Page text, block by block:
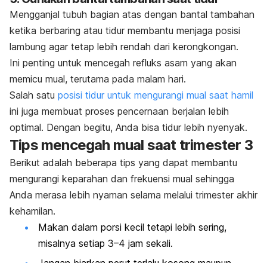
Mengganjal tubuh bagian atas dengan bantal tambahan
ketika berbaring atau tidur membantu menjaga posisi
lambung agar tetap lebih rendah dari kerongkongan.
Ini penting untuk mencegah refluks asam yang akan
memicu mual, terutama pada malam hari.
Salah satu posisi tidur untuk mengurangi mual saat hamil
ini juga membuat proses pencernaan berjalan lebih
optimal. Dengan begitu, Anda bisa tidur lebih nyenyak.
Tips mencegah mual saat trimester 3
Berikut adalah beberapa tips yang dapat membantu
mengurangi keparahan dan frekuensi mual sehingga
Anda merasa lebih nyaman selama melalui trimester akhir
kehamilan.
Makan dalam porsi kecil tetapi lebih sering,
misalnya setiap 3–4 jam sekali.